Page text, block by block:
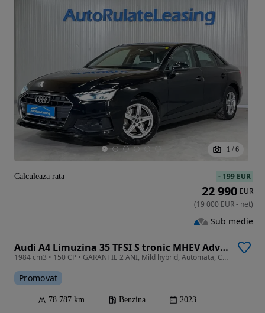
1 / 6
Audi A4 Limuzina 35 TFSI S tronic MHEV Advanced
1984 cm3 • 150 CP • GARANTIE 2 ANI, Mild hybrid, Automata, Camera, Scaune incalzite, LED
Promovat
78 787 km Benzina 2023
- 199 EUR
22 990 EUR
(19 000 EUR- net)
Sub medie
Calculeaza rata